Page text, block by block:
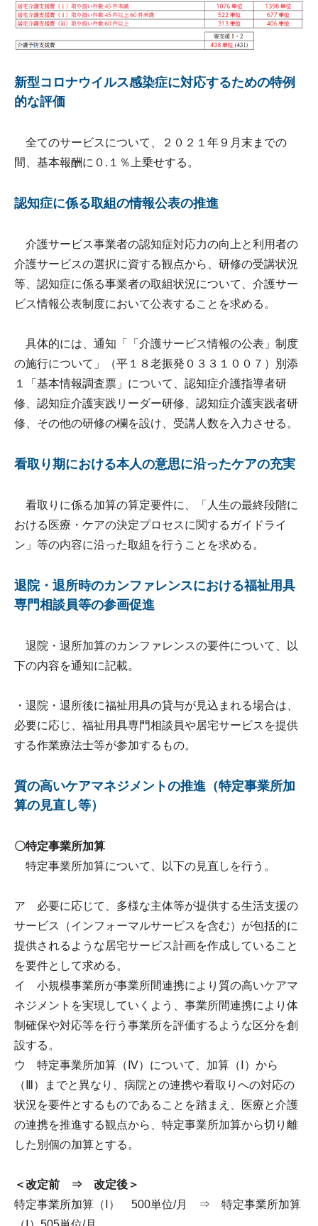
新型コロナウイルス感染症に対応するための特例
的な評価
全てのサービスについて、２０２１年９月末までの
間、基本報酬に０.１％上乗せする。
認知症に係る取組の情報公表の推進
介護サービス事業者の認知症対応力の向上と利用者の
介護サービスの選択に資する観点から、研修の受講状況
等、認知症に係る事業者の取組状況について、介護サー
ビス情報公表制度において公表することを求める。
具体的には、通知「「介護サービス情報の公表」制度
の施行について」（平１８老振発０３３１００７）別添
１「基本情報調査票」について、認知症介護指導者研
修、認知症介護実践リーダー研修、認知症介護実践者研
修、その他の研修の欄を設け、受講人数を入力させる。
看取り期における本人の意思に沿ったケアの充実
看取りに係る加算の算定要件に、「人生の最終段階に
おける医療・ケアの決定プロセスに関するガイドライ
ン」等の内容に沿った取組を行うことを求める。
退院・退所時のカンファレンスにおける福祉用具
専門相談員等の参画促進
退院・退所加算のカンファレンスの要件について、以
下の内容を通知に記載。
・退院・退所後に福祉用具の貸与が見込まれる場合は、
必要に応じ、福祉用具専門相談員や居宅サービスを提供
する作業療法士等が参加するもの。
質の高いケアマネジメントの推進（特定事業所加
算の見直し等）
〇特定事業所加算
特定事業所加算について、以下の見直しを行う。
ア 必要に応じて、多様な主体等が提供する生活支援の
サービス（インフォーマルサービスを含む）が包括的に
提供されるような居宅サービス計画を作成していること
を要件として求める。
イ 小規模事業所が事業所間連携により質の高いケアマ
ネジメントを実現していくよう、事業所間連携により体
制確保や対応等を行う事業所を評価するような区分を創
設する。
ウ 特定事業所加算（Ⅳ）について、加算（Ⅰ）から
（Ⅲ）までと異なり、病院との連携や看取りへの対応の
状況を要件とするものであることを踏まえ、医療と介護
の連携を推進する観点から、特定事業所加算から切り離
した別個の加算とする。
＜改定前 ⇒ 改定後＞
特定事業所加算（Ⅰ） 500単位/月 ⇒ 特定事業所加算